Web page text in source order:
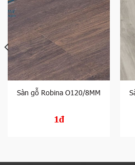
Sàn gỗ Robina O120/8MM
1đ